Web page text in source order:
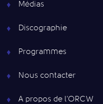
Médias
Discographie
Programmes
Nous contacter
A propos de l’ORCW